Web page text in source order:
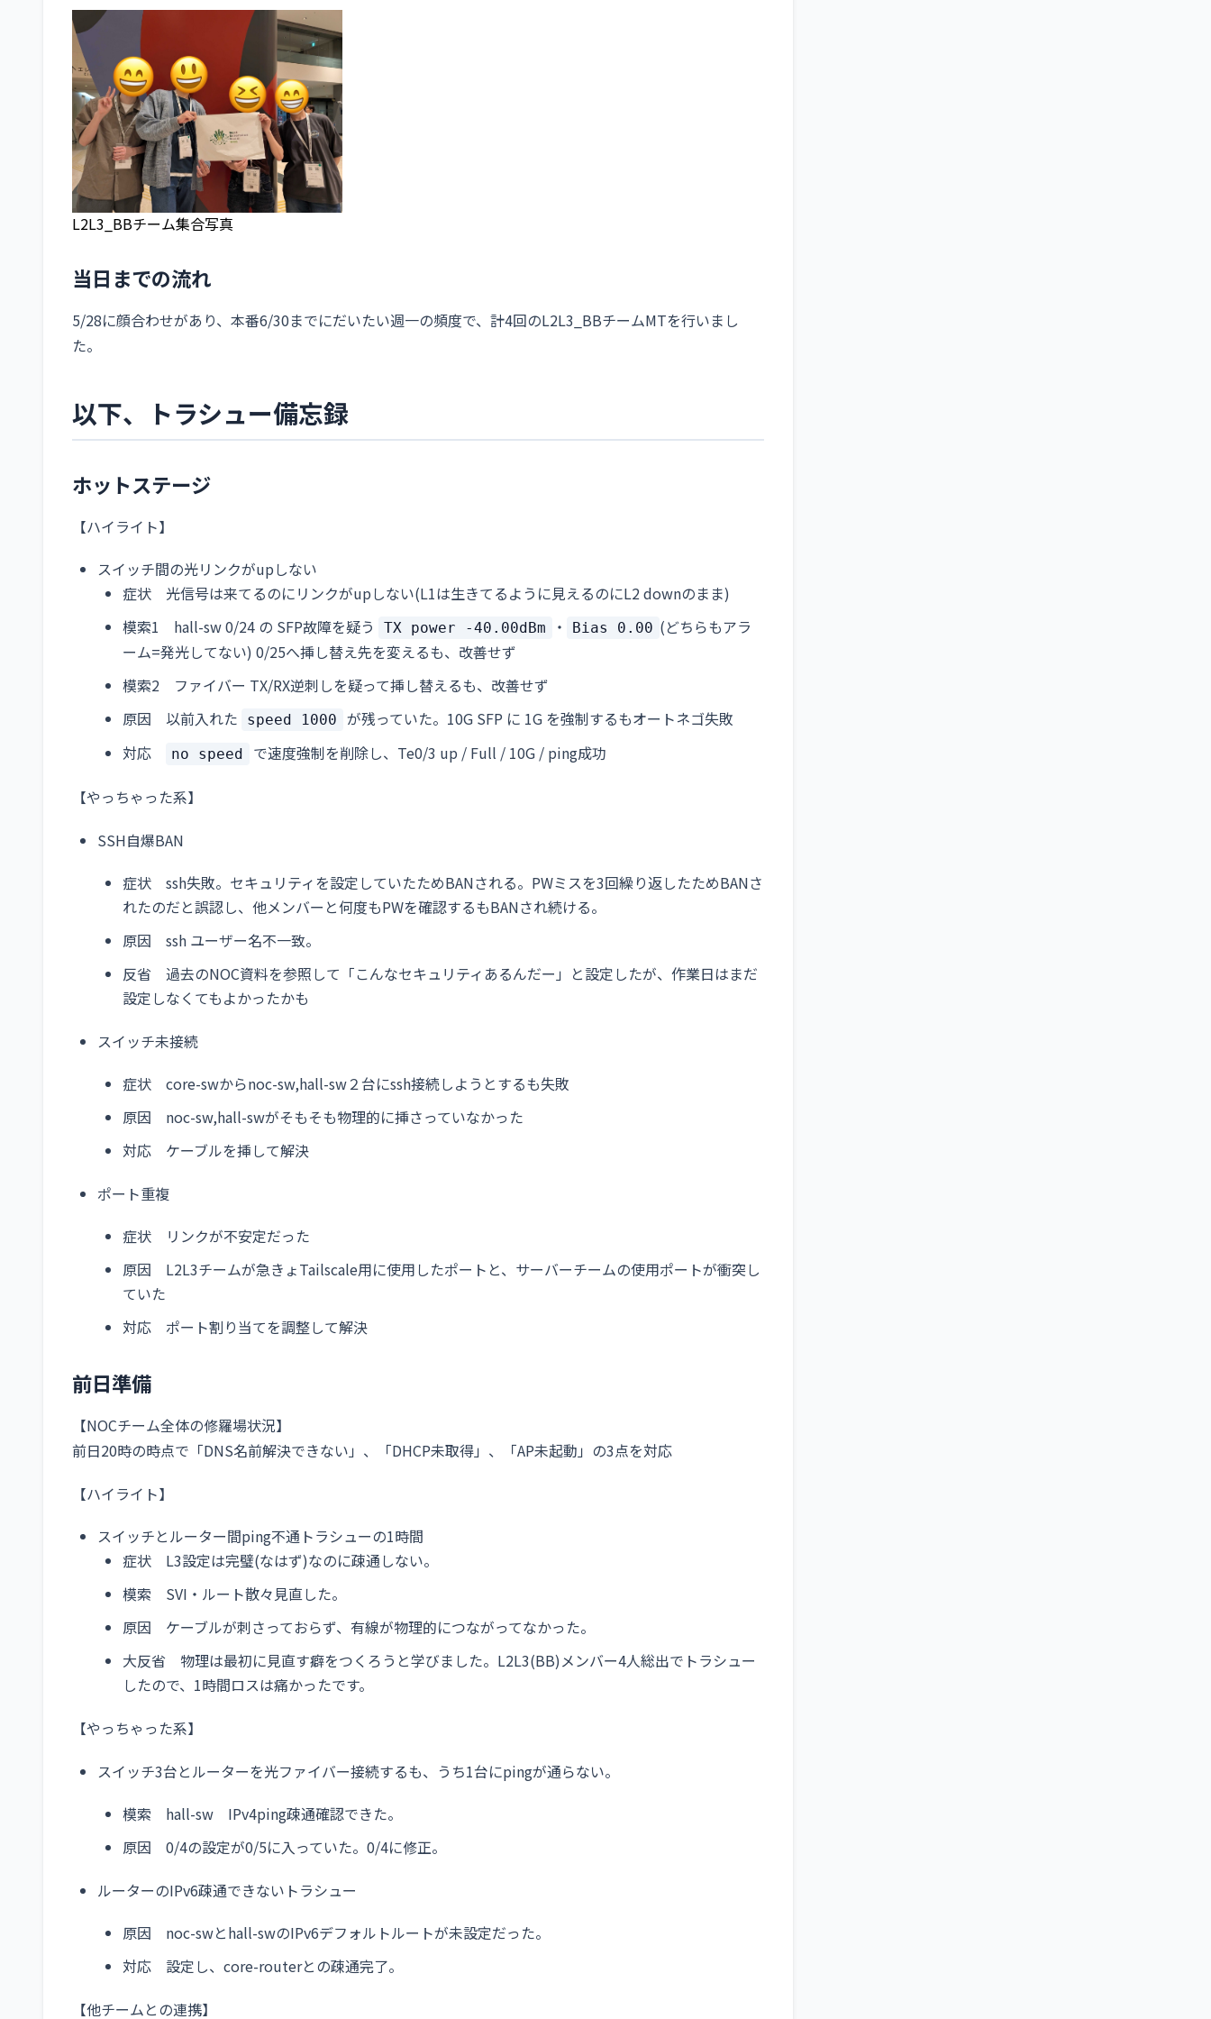
L2L3_BBチーム集合写真
当日までの流れ
5/28に顔合わせがあり、本番6/30までにだいたい週一の頻度で、計4回のL2L3_BBチームMTを行いまし
た。
以下、トラシュー備忘録
ホットステージ
【ハイライト】
スイッチ間の光リンクがupしない
症状 光信号は来てるのにリンクがupしない(L1は生きてるように見えるのにL2 downのまま)
模索1 hall-sw 0/24 の SFP故障を疑う
TX power -40.00dBm ・ Bias 0.00 (どちらもアラ
ーム=発光してない) 0/25へ挿し替え先を変えるも、改善せず
模索2 ファイバー TX/RX逆刺しを疑って挿し替えるも、改善せず
原因 以前入れた
speed 1000
が残っていた。10G SFP に 1G を強制するもオートネゴ失敗
対応
no speed で速度強制を削除し、Te0/3 up / Full / 10G / ping成功
【やっちゃった系】
SSH自爆BAN
症状 ssh失敗。セキュリティを設定していたためBANされる。PWミスを3回繰り返したためBANさ
れたのだと誤認し、他メンバーと何度もPWを確認するもBANされ続ける。
原因 ssh ユーザー名不一致。
反省 過去のNOC資料を参照して「こんなセキュリティあるんだー」と設定したが、作業日はまだ
設定しなくてもよかったかも
スイッチ未接続
症状 core-swからnoc-sw,hall-sw２台にssh接続しようとするも失敗
原因 noc-sw,hall-swがそもそも物理的に挿さっていなかった
対応 ケーブルを挿して解決
ポート重複
症状 リンクが不安定だった
原因 L2L3チームが急きょTailscale用に使用したポートと、サーバーチームの使用ポートが衝突し
ていた
対応 ポート割り当てを調整して解決
前日準備
【NOCチーム全体の修羅場状況】
前日20時の時点で「DNS名前解決できない」、「DHCP未取得」、「AP未起動」の3点を対応
【ハイライト】
スイッチとルーター間ping不通トラシューの1時間
症状 L3設定は完璧(なはず)なのに疎通しない。
模索 SVI・ルート散々見直した。
原因 ケーブルが刺さっておらず、有線が物理的につながってなかった。
大反省 物理は最初に見直す癖をつくろうと学びました。L2L3(BB)メンバー4人総出でトラシュー
したので、1時間ロスは痛かったです。
【やっちゃった系】
スイッチ3台とルーターを光ファイバー接続するも、うち1台にpingが通らない。
模索 hall-sw IPv4ping疎通確認できた。
原因 0/4の設定が0/5に入っていた。0/4に修正。
ルーターのIPv6疎通できないトラシュー
原因 noc-swとhall-swのIPv6デフォルトルートが未設定だった。
対応 設定し、core-routerとの疎通完了。
【他チームとの連携】